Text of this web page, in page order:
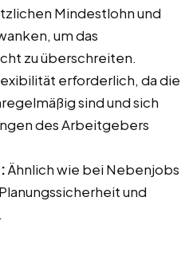
Mindestlohn und
um das
zu überschreiten.
erforderlich, da die
sind und sich
des Arbeitgebers
Ähnlich wie bei Nebenjobs
und